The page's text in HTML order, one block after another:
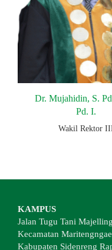
Dr. Mujahidin, S.
Pd. I.
Wakil Rektor
KAMPUS
Jalan Tugu Tani
Kecamatan Maritengngae
Kabupaten Sidenreng